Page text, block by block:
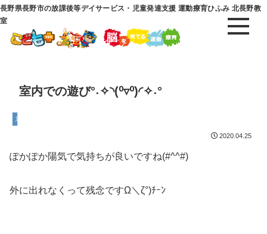
長野県長野市の放課後等デイサービス・児童発達支援 運動療育ひふみ 北長野教
室
室内での遊び°˖✧◝(⁰▿⁰)◜✧˖°
児童発達支援
2020.04.25
ぽかぽか陽気で気持ちが良いですね(#^^#)
外に出れなくって残念ですΩ＼ζ°)ﾁｰﾝ